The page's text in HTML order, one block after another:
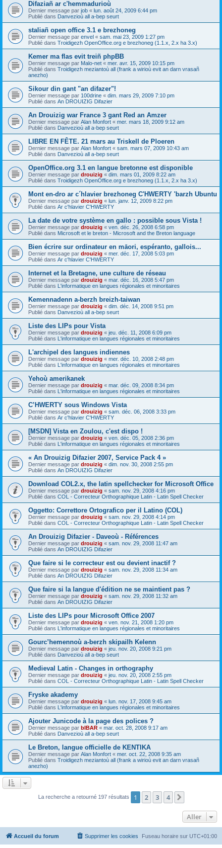
Difaziañ ar c'hemmadurioù
Dernier message par job « lun. août 24, 2009 6:44 pm
Publié dans Danvezioù all a-bep seurt
staliañ open office 3.1 e brezhoneg
Dernier message par envel « sam. mai 23, 2009 1:27 pm
Publié dans Troidigezh OpenOffice.org e brezhoneg (1.1.x, 2.x ha 3.x)
Kemer ma flas evit treiñ phpBB
Dernier message par Malo-net « mer. avr. 15, 2009 10:15 pm
Publié dans Troidigezh meziantoù all (frank a wirioù evit an darn vrasañ
anezho)
Sikour din gant "an difazer"!
Dernier message par 100drine « dim. mars 29, 2009 7:10 pm
Publié dans An DROUIZIG Difazier
An Drouizig war France 3 gant Red an Amzer
Dernier message par Alan Monfort « mer. mars 18, 2009 9:12 am
Publié dans Danvezioù all a-bep seurt
LIBRE EN FÊTE. 21 mars au Triskell de Ploeren
Dernier message par Alan Monfort « sam. mars 07, 2009 10:43 am
Publié dans Danvezioù all a-bep seurt
OpenOffice.org 3.1 en langue bretonne est disponible
Dernier message par drouizig « dim. mars 01, 2009 8:22 am
Publié dans Troidigezh OpenOffice.org e brezhoneg (1.1.x, 2.x ha 3.x)
Mont en-dro ar c´hlavier brezhoneg C'HWERTY 'barzh Ubuntu
Dernier message par drouizig « lun. janv. 12, 2009 8:22 pm
Publié dans Ar c'hlavier C'HWERTY
La date de votre système en gallo : possible sous Vista !
Dernier message par drouizig « ven. déc. 26, 2008 6:58 pm
Publié dans Microsoft et le breton - Microsoft and the Breton language
Bien écrire sur ordinateur en māori, espéranto, gallois...
Dernier message par drouizig « mer. déc. 17, 2008 5:03 pm
Publié dans Ar c'hlavier C'HWERTY
Internet et la Bretagne, une culture de réseau
Dernier message par drouizig « mar. déc. 16, 2008 5:47 pm
Publié dans L'informatique en langues régionales et minoritaires
Kemennadenn a-berzh breizh-taiwan
Dernier message par drouizig « dim. déc. 14, 2008 9:51 pm
Publié dans Danvezioù all a-bep seurt
Liste des LIPs pour Vista
Dernier message par drouizig « jeu. déc. 11, 2008 6:09 pm
Publié dans L'informatique en langues régionales et minoritaires
L'archipel des langues indiennes
Dernier message par drouizig « mer. déc. 10, 2008 2:48 pm
Publié dans L'informatique en langues régionales et minoritaires
Yehoù amerikanek
Dernier message par drouizig « mar. déc. 09, 2008 8:34 pm
Publié dans L'informatique en langues régionales et minoritaires
C’HWERTY sous Windows Vista
Dernier message par drouizig « sam. déc. 06, 2008 3:33 pm
Publié dans Ar c'hlavier C'HWERTY
[MSDN] Vista en Zoulou, c'est dispo !
Dernier message par drouizig « ven. déc. 05, 2008 2:36 pm
Publié dans L'informatique en langues régionales et minoritaires
« An Drouizig Difazier 2007, Service Pack 4 »
Dernier message par drouizig « dim. nov. 30, 2008 2:55 pm
Publié dans An DROUIZIG Difazier
Download COL2.x, the latin spellchecker for Microsoft Office
Dernier message par drouizig « sam. nov. 29, 2008 4:16 pm
Publié dans COL - Correcteur Orthographique Latin - Latin Spell Checker
Oggetto: Correttore Ortografico per il Latino (COL)
Dernier message par drouizig « sam. nov. 29, 2008 4:14 pm
Publié dans COL - Correcteur Orthographique Latin - Latin Spell Checker
An Drouizig Difazier - Daveoù - Références
Dernier message par drouizig « sam. nov. 29, 2008 11:47 am
Publié dans An DROUIZIG Difazier
Que faire si le correcteur est ou devient inactif ?
Dernier message par drouizig « sam. nov. 29, 2008 11:34 am
Publié dans An DROUIZIG Difazier
Que faire si la langue d'édition ne se maintient pas ?
Dernier message par drouizig « sam. nov. 29, 2008 11:32 am
Publié dans An DROUIZIG Difazier
Liste des LIPs pour Microsoft Office 2007
Dernier message par drouizig « ven. nov. 21, 2008 1:20 pm
Publié dans L'informatique en langues régionales et minoritaires
Gourc’hemennoù a-berzh skipailh Kelenn
Dernier message par drouizig « jeu. nov. 20, 2008 9:21 pm
Publié dans Danvezioù all a-bep seurt
Medieval Latin - Changes in orthography
Dernier message par drouizig « jeu. nov. 20, 2008 2:55 pm
Publié dans COL - Correcteur Orthographique Latin - Latin Spell Checker
Fryske akademy
Dernier message par drouizig « lun. nov. 17, 2008 9:45 am
Publié dans L'informatique en langues régionales et minoritaires
Ajouter Junicode à la page des polices ?
Dernier message par bIBAR « mar. oct. 28, 2008 9:17 am
Publié dans Danvezioù all a-bep seurt
Le Breton, langue officielle de KENTIKA
Dernier message par Alan Monfort « mer. oct. 22, 2008 9:35 am
Publié dans Troidigezh meziantoù all (frank a wirioù evit an darn vrasañ
anezho)
La recherche a retourné 197 résultats 1 2 3 4
Aller
Accueil du forum Fuseau horaire sur UTC+01:00
Supprimer les cookies